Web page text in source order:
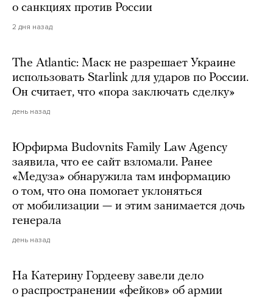
о санкциях против России
2 дня назад
The Atlantic: Маск не разрешает Украине
использовать Starlink для ударов по России.
Он считает, что «пора заключать сделку»
день назад
Юрфирма Budovnits Family Law Agency
заявила, что ее сайт взломали. Ранее
«Медуза» обнаружила там информацию
о том, что она помогает уклоняться
от мобилизации — и этим занимается дочь
генерала
день назад
На Катерину Гордееву завели дело
о распространении «фейков» об армии